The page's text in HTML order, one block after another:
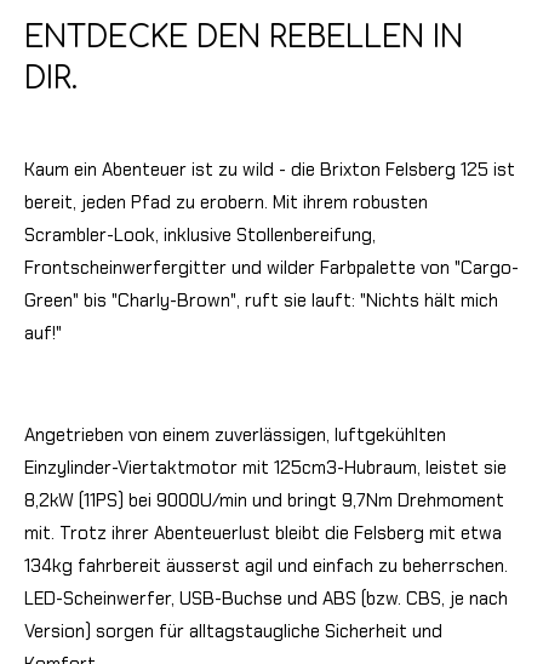
ENTDECKE DEN REBELLEN IN
DIR.
Kaum ein Abenteuer ist zu wild - die Brixton Felsberg 125 ist
bereit, jeden Pfad zu erobern. Mit ihrem robusten
Scrambler-Look, inklusive Stollenbereifung,
Frontscheinwerfergitter und wilder Farbpalette von "Cargo-
Green" bis "Charly-Brown", ruft sie lauft: "Nichts hält mich
auf!"
Angetrieben von einem zuverlässigen, luftgekühlten
Einzylinder-Viertaktmotor mit 125cm3-Hubraum, leistet sie
8,2kW (11PS) bei 9000U/min und bringt 9,7Nm Drehmoment
mit. Trotz ihrer Abenteuerlust bleibt die Felsberg mit etwa
134kg fahrbereit äusserst agil und einfach zu beherrschen.
LED-Scheinwerfer, USB-Buchse und ABS (bzw. CBS, je nach
Version) sorgen für alltagstaugliche Sicherheit und